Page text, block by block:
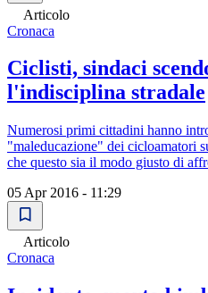
Articolo
Cronaca
Ciclisti, sindaci
l'indisciplina stradale
Numerosi primi cittadini hanno
"maleducazione" dei cicloamatori
che questo sia il modo giusto di
05 Apr 2016 - 11:29
Articolo
Cronaca